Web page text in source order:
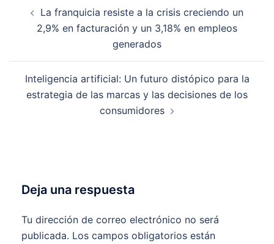
entradas
La franquicia resiste a la crisis creciendo un
2,9% en facturación y un 3,18% en empleos
generados
Inteligencia artificial: Un futuro distópico para la
estrategia de las marcas y las decisiones de los
consumidores
Deja una respuesta
Tu dirección de correo electrónico no será
publicada. Los campos obligatorios están